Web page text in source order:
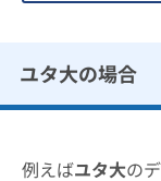
ユタ大の場合
例えばユタ大の